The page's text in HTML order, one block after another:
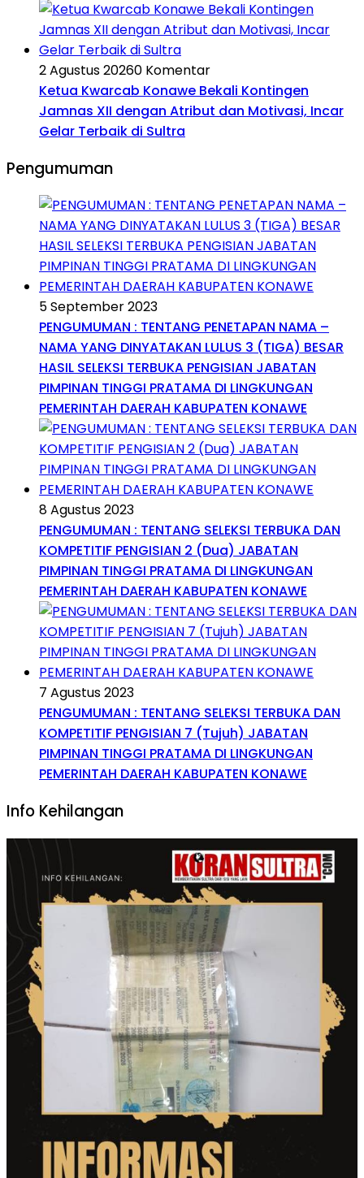
2 Agustus 20260 Komentar
Ketua Kwarcab Konawe Bekali Kontingen
Jamnas XII dengan Atribut dan Motivasi, Incar
Gelar Terbaik di Sultra
Pengumuman
5 September 2023
PENGUMUMAN : TENTANG PENETAPAN NAMA –
NAMA YANG DINYATAKAN LULUS 3 (TIGA) BESAR
HASIL SELEKSI TERBUKA PENGISIAN JABATAN
PIMPINAN TINGGI PRATAMA DI LINGKUNGAN
PEMERINTAH DAERAH KABUPATEN KONAWE
8 Agustus 2023
PENGUMUMAN : TENTANG SELEKSI TERBUKA DAN
KOMPETITIF PENGISIAN 2 (Dua) JABATAN
PIMPINAN TINGGI PRATAMA DI LINGKUNGAN
PEMERINTAH DAERAH KABUPATEN KONAWE
7 Agustus 2023
PENGUMUMAN : TENTANG SELEKSI TERBUKA DAN
KOMPETITIF PENGISIAN 7 (Tujuh) JABATAN
PIMPINAN TINGGI PRATAMA DI LINGKUNGAN
PEMERINTAH DAERAH KABUPATEN KONAWE
Info Kehilangan